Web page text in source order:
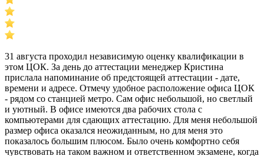
31 августа проходил независимую оценку квалификации в
этом ЦОК. За день до аттестации менеджер Кристина
прислала напоминание об предстоящей аттестации - дате,
времени и адресе. Отмечу удобное расположение офиса ЦОК
- рядом со станцией метро. Сам офис небольшой, но светлый
и уютный. В офисе имеются два рабочих стола с
компьютерами для сдающих аттестацию. Для меня небольшой
размер офиса оказался неожиданным, но для меня это
показалось большим плюсом. Было очень комфортно себя
чувствовать на таком важном и ответственном экзамене, когда